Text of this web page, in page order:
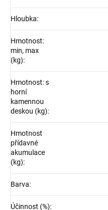
Hloubka:
Hmotnost:
min, max
(kg):
Hmotnost: s
horní
kamennou
deskou (kg):
Hmotnost
přídavné
akumulace
(kg):
Barva:
Účinnost (%):